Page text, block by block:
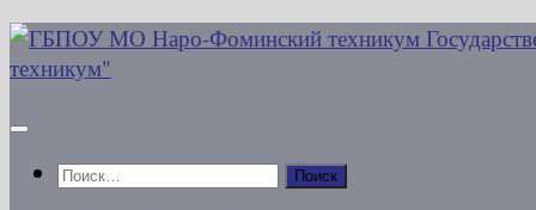
Перейти
к
Найти: